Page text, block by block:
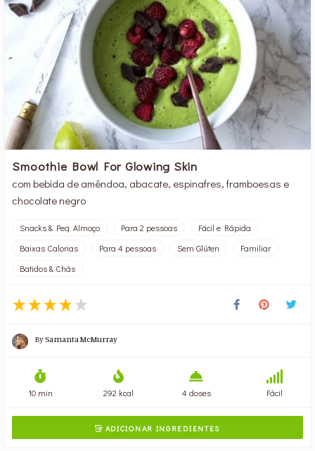
Smoothie Bowl For Glowing Skin
com bebida de amêndoa, abacate, espinafres, framboesas e
chocolate negro
Snacks & Peq. Almoço Para 2 pessoas
Fácil e Rápida
Baixas Calorias
Para 4 pessoas Sem Glúten
Familiar
Batidos & Chás
BySamanta McMurray
10 min 292 kcal 4 doses Fácil
ADICIONAR INGREDIENTES